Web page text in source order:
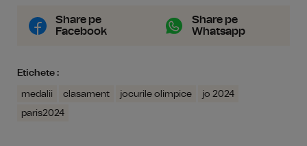
Share pe
Facebook
Share pe
Whatsapp
Etichete :
medalii clasament jocurile olimpice
jo 2024
paris2024